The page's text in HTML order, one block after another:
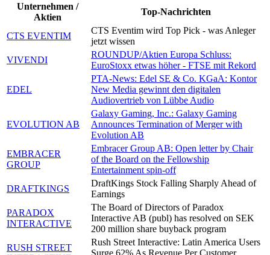
Unternehmen /
Aktien
Top-Nachrichten
CTS EVENTIM
CTS Eventim wird Top Pick - was Anleger
jetzt wissen
VIVENDI
ROUNDUP/Aktien Europa Schluss:
EuroStoxx etwas höher - FTSE mit Rekord
EDEL
PTA-News: Edel SE & Co. KGaA: Kontor
New Media gewinnt den digitalen
Audiovertrieb von Lübbe Audio
EVOLUTION AB
Galaxy Gaming, Inc.: Galaxy Gaming
Announces Termination of Merger with
Evolution AB
EMBRACER
GROUP
Embracer Group AB: Open letter by Chair
of the Board on the Fellowship
Entertainment spin-off
DRAFTKINGS
DraftKings Stock Falling Sharply Ahead of
Earnings
PARADOX
INTERACTIVE
The Board of Directors of Paradox
Interactive AB (publ) has resolved on SEK
200 million share buyback program
RUSH STREET
Rush Street Interactive: Latin America Users
Surge 62% As Revenue Per Customer